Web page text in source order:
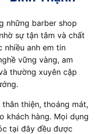
những barber shop
sự tận tâm và chất
nhiều anh em tin
vững vàng, am
thường xuyên cập
thiện, thoáng mát,
khách hàng. Mọi dụng
tại đây đều được